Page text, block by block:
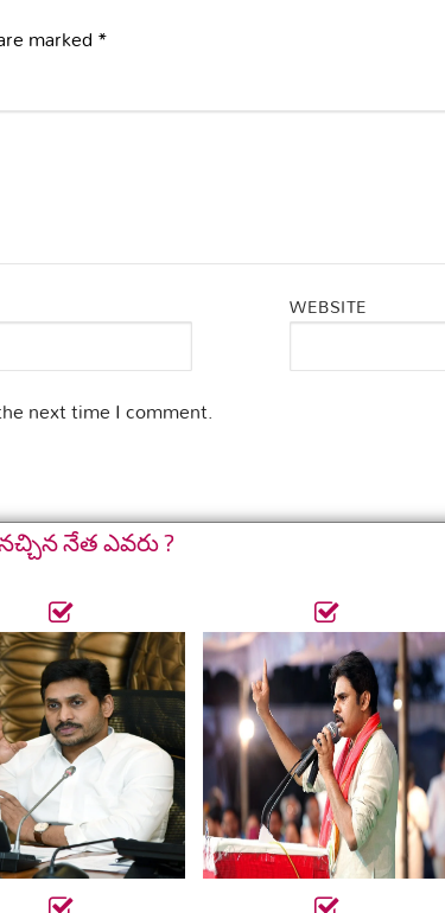
marked*
WEBSITE
next time I comment.
నేత ఎవరు ?